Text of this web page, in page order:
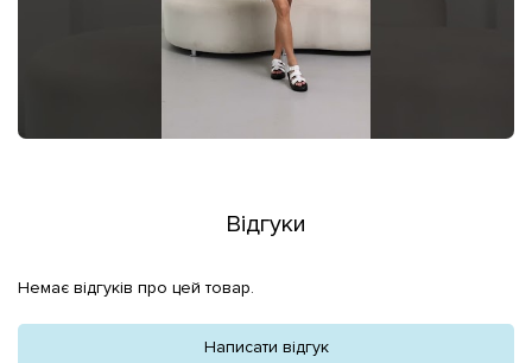
Відгуки
Немає відгуків про цей товар.
Написати відгук